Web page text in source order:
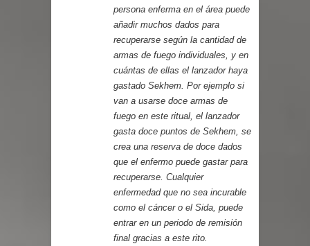
persona enferma en el área puede
añadir muchos dados para
recuperarse según la cantidad de
armas de fuego individuales, y en
cuántas de ellas el lanzador haya
gastado Sekhem. Por ejemplo si
van a usarse doce armas de
fuego en este ritual, el lanzador
gasta doce puntos de Sekhem, se
crea una reserva de doce dados
que el enfermo puede gastar para
recuperarse. Cualquier
enfermedad que no sea incurable
como el cáncer o el Sida, puede
entrar en un periodo de remisión
final gracias a este rito.